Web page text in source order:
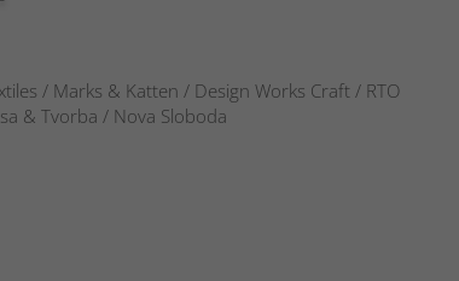
/ Marks & Katten / Design Works Craft / RTO
& Tvorba / Nova Sloboda